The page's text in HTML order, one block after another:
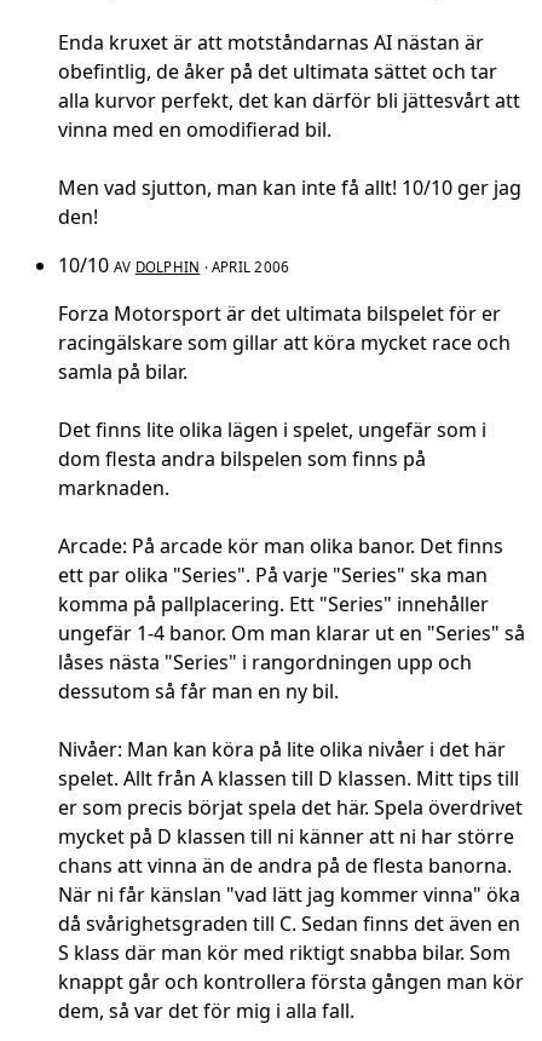
Enda kruxet är att motståndarnas AI nästan är
obefintlig, de åker på det ultimata sättet och tar
alla kurvor perfekt, det kan därför bli jättesvårt att
vinna med en omodifierad bil.
Men vad sjutton, man kan inte få allt! 10/10 ger jag
den!
10/10 AV DOLPHIN · APRIL 2006
Forza Motorsport är det ultimata bilspelet för er
racingälskare som gillar att köra mycket race och
samla på bilar.
Det finns lite olika lägen i spelet, ungefär som i
dom flesta andra bilspelen som finns på
marknaden.
Arcade: På arcade kör man olika banor. Det finns
ett par olika "Series". På varje "Series" ska man
komma på pallplacering. Ett "Series" innehåller
ungefär 1-4 banor. Om man klarar ut en "Series" så
låses nästa "Series" i rangordningen upp och
dessutom så får man en ny bil.
Nivåer: Man kan köra på lite olika nivåer i det här
spelet. Allt från A klassen till D klassen. Mitt tips till
er som precis börjat spela det här. Spela överdrivet
mycket på D klassen till ni känner att ni har större
chans att vinna än de andra på de flesta banorna.
När ni får känslan "vad lätt jag kommer vinna" öka
då svårighetsgraden till C. Sedan finns det även en
S klass där man kör med riktigt snabba bilar. Som
knappt går och kontrollera första gången man kör
dem, så var det för mig i alla fall.